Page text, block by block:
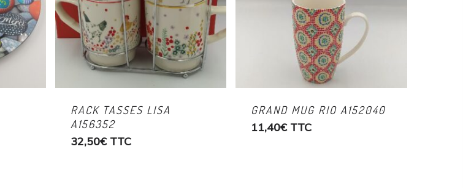
RACK TASSES LISA
A156352
32,50€ TTC
GRAND MUG RIO A152040
11,40€ TTC